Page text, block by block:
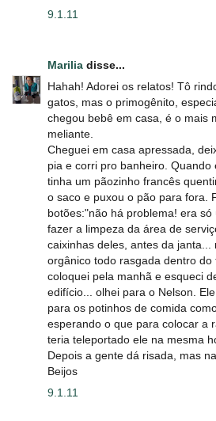
9.1.11
Marilia disse...
Hahah! Adorei os relatos! Tô
gatos, mas o primogênito,
chegou bebê em casa, é o mais
meliante.
Cheguei em casa apressada,
pia e corri pro banheiro. Quando
tinha um pãozinho francês
o saco e puxou o pão para fora.
botões:"não há problema! era
fazer a limpeza da área de
caixinhas deles, antes da
orgânico todo rasgada dentro do
coloquei pela manhã e esqueci
edifício... olhei para o Nelson.
para os potinhos de comida
esperando o que para colocar a
teria teleportado ele na mesma
Depois a gente dá risada, mas
Beijos
9.1.11